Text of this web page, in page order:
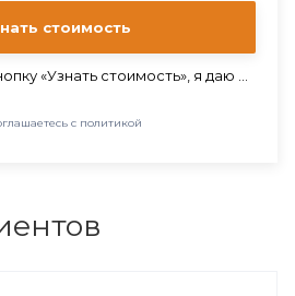
стоимость
я даю согласие на обработку персональных данных в соответствии с нашей
с политикой